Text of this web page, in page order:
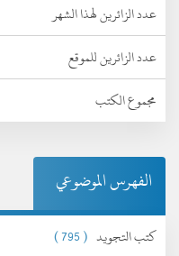
عدد الزائرين لهذا الشهر
عدد الزائرين للموقع
مجموع الكتب
الفهرس الموضوعي
كتب التجويد ( 795 )